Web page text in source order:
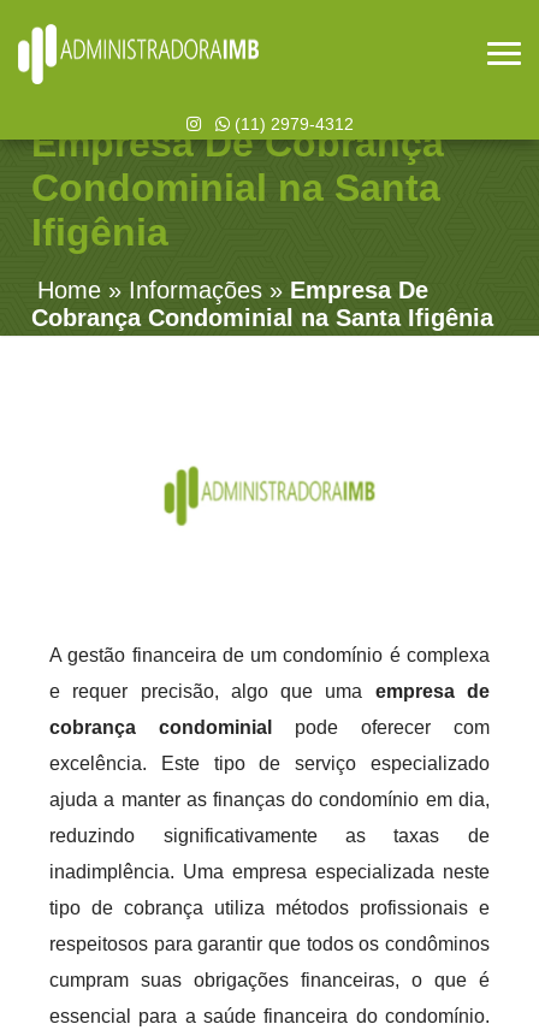
(11) 2979-4312
Empresa De Cobrança
Condominial na Santa
Ifigênia
Home » Informações » Empresa De
Cobrança Condominial na Santa Ifigênia
A gestão financeira de um condomínio é complexa
e requer precisão, algo que uma empresa de
cobrança condominial
pode oferecer com
excelência. Este tipo de serviço especializado
ajuda a manter as finanças do condomínio em dia,
reduzindo significativamente as taxas de
inadimplência. Uma empresa especializada neste
tipo de cobrança utiliza métodos profissionais e
respeitosos para garantir que todos os condôminos
cumpram suas obrigações financeiras, o que é
essencial para a saúde financeira do condomínio.